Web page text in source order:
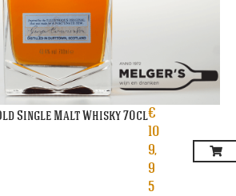
Single Malt Whisky 70cl€
10
9,
9
5